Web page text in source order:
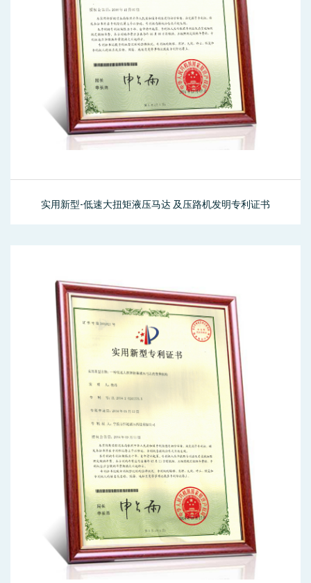
实用新型-低速大扭矩液压马达 及压路机发明专利证书